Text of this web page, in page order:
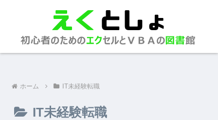
ホーム IT未経験転職
IT未経験転職